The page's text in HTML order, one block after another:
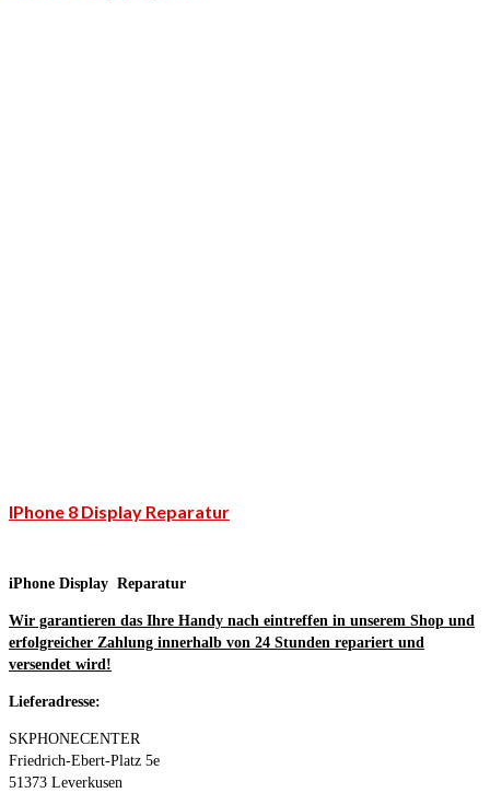
IPhone 8 Display Reparatur
iPhone Display Reparatur
Wir garantieren das Ihre Handy nach eintreffen in unserem Shop und
erfolgreicher Zahlung innerhalb von 24 Stunden repariert und
versendet wird!
Lieferadresse:
SKPHONECENTER
Friedrich-Ebert-Platz 5e
51373 Leverkusen